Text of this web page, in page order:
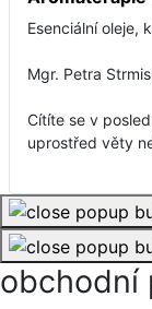
Esenciální oleje,
Mgr. Petra
Cítíte se v
uprostřed věty
obchodní